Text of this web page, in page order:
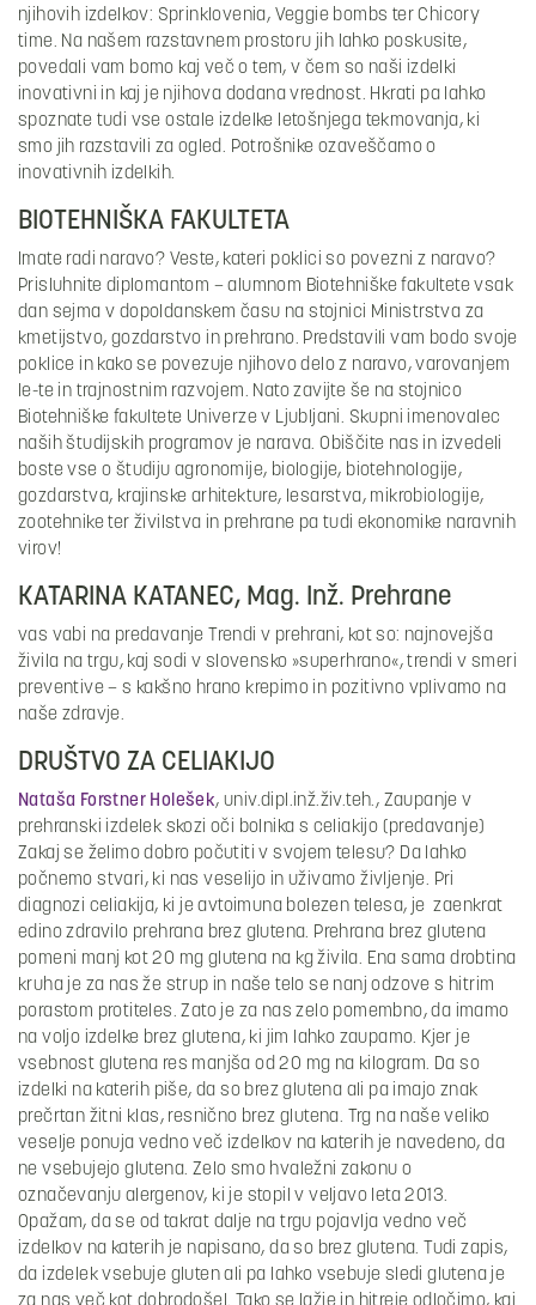
njihovih izdelkov: Sprinklovenia, Veggie bombs ter Chicory
time. Na našem razstavnem prostoru jih lahko poskusite,
povedali vam bomo kaj več o tem, v čem so naši izdelki
inovativni in kaj je njihova dodana vrednost. Hkrati pa lahko
spoznate tudi vse ostale izdelke letošnjega tekmovanja, ki
smo jih razstavili za ogled. Potrošnike ozaveščamo o
inovativnih izdelkih.
BIOTEHNIŠKA FAKULTETA
Imate radi naravo? Veste, kateri poklici so povezni z naravo?
Prisluhnite diplomantom – alumnom Biotehniške fakultete vsak
dan sejma v dopoldanskem času na stojnici Ministrstva za
kmetijstvo, gozdarstvo in prehrano. Predstavili vam bodo svoje
poklice in kako se povezuje njihovo delo z naravo, varovanjem
le-te in trajnostnim razvojem. Nato zavijte še na stojnico
Biotehniške fakultete Univerze v Ljubljani. Skupni imenovalec
naših študijskih programov je narava. Obiščite nas in izvedeli
boste vse o študiju agronomije, biologije, biotehnologije,
gozdarstva, krajinske arhitekture, lesarstva, mikrobiologije,
zootehnike ter živilstva in prehrane pa tudi ekonomike naravnih
virov!
KATARINA KATANEC, Mag. Inž. Prehrane
vas vabi na predavanje Trendi v prehrani, kot so: najnovejša
živila na trgu, kaj sodi v slovensko »superhrano«, trendi v smeri
preventive – s kakšno hrano krepimo in pozitivno vplivamo na
naše zdravje.
DRUŠTVO ZA CELIAKIJO
Nataša Forstner Holešek, univ.dipl.inž.živ.teh., Zaupanje v
prehranski izdelek skozi oči bolnika s celiakijo (predavanje)
Zakaj se želimo dobro počutiti v svojem telesu? Da lahko
počnemo stvari, ki nas veselijo in uživamo življenje. Pri
diagnozi celiakija, ki je avtoimuna bolezen telesa, je zaenkrat
edino zdravilo prehrana brez glutena. Prehrana brez glutena
pomeni manj kot 20 mg glutena na kg živila. Ena sama drobtina
kruha je za nas že strup in naše telo se nanj odzove s hitrim
porastom protiteles. Zato je za nas zelo pomembno, da imamo
na voljo izdelke brez glutena, ki jim lahko zaupamo. Kjer je
vsebnost glutena res manjša od 20 mg na kilogram. Da so
izdelki na katerih piše, da so brez glutena ali pa imajo znak
prečrtan žitni klas, resnično brez glutena. Trg na naše veliko
veselje ponuja vedno več izdelkov na katerih je navedeno, da
ne vsebujejo glutena. Zelo smo hvaležni zakonu o
označevanju alergenov, ki je stopil v veljavo leta 2013.
Opažam, da se od takrat dalje na trgu pojavlja vedno več
izdelkov na katerih je napisano, da so brez glutena. Tudi zapis,
da izdelek vsebuje gluten ali pa lahko vsebuje sledi glutena je